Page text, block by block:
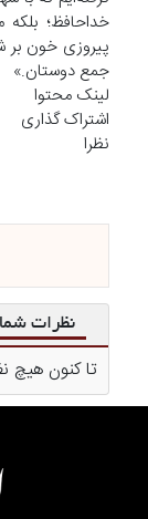
خداحافظ؛ بلکه
پیروزی خون بر
جمع دوستان.»
لینک محتوا
اشتراک گذاری
نظرا
نظرات شما
تا کنون هیچ